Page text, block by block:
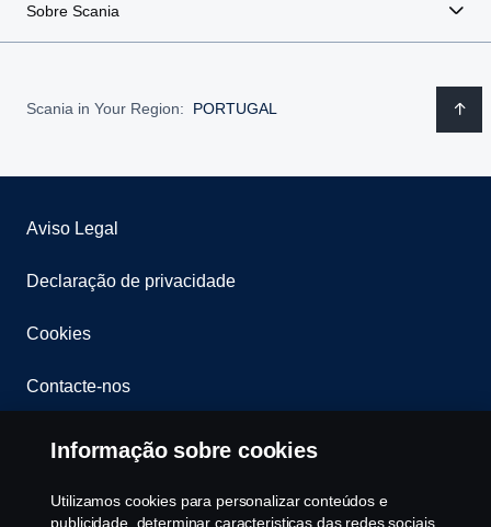
Sobre Scania
Scania in Your Region: PORTUGAL
Aviso Legal
Declaração de privacidade
Cookies
Contacte-nos
Whistleblowing
Política ambiental
Informação sobre cookies
Utilizamos cookies para personalizar conteúdos e
publicidade, determinar caracteristicas das redes sociais